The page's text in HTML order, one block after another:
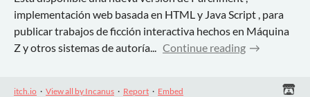
implementación web basada en HTML y Java Script , para
publicar trabajos de ficción interactiva hechos en Máquina
Z y otros sistemas de autoría...
Continue reading
itch.io · View all by Incanus · Report · Embed